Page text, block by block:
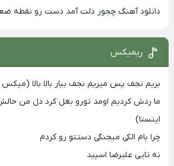
دانلود آهنگ چجور دلت آمد دست رو نقطه
ریمیکس
بریم نجف پس میریم نجف بیار بالا بالا (میکس
ما ردش کردیم اومد تورو بغل کرد دل من
اینستا)
چرا بام الکی میجنگی دستتو رو کردم
نه تایی علیرضا اسپید